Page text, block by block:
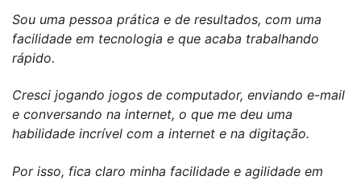
Sou uma pessoa prática e de resultados, com uma
facilidade em tecnologia e que acaba trabalhando
rápido.
Cresci jogando jogos de computador, enviando e-mail
e conversando na internet, o que me deu uma
habilidade incrível com a internet e na digitação.
Por isso, fica claro minha facilidade e agilidade em